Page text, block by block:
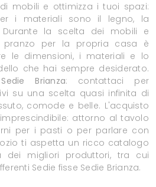
mobili e ottimizza i tuoi spazi:
i materiali sono il legno, la
la scelta dei mobili e
pranzo per la propria casa è
le dimensioni, i materiali e lo
che hai sempre desiderato.
Brianza: contattaci per
su una scelta quasi infinita di
comode e belle. L'acquisto
attorno al tavolo
per i pasti o per parlare con
ti aspetta un ricco catalogo
dei migliori produttori, tra cui
Sedie fisse Sedie Brianza.